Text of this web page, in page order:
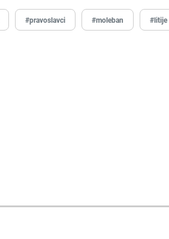
#pravoslavci #moleban #litije